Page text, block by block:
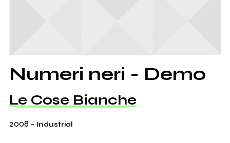
Numeri neri - Demo
Le Cose Bianche
2008 - Industrial